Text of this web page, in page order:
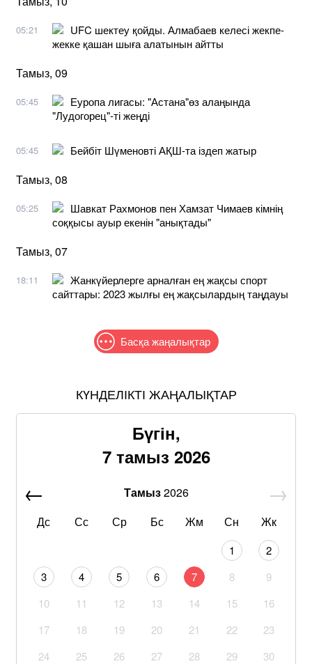
05:21
UFC шектеу қойды. Алмабаев келесі жекпе-
жекке қашан шыға алатынын айтты
Тамыз, 09
05:45
Еуропа лигасы: "Астана"өз алаңында
"Лудогорец"-ті жеңді
05:45 Бейбіт Шүменовті АҚШ-та іздеп жатыр
Тамыз, 08
05:25
Шавкат Рахмонов пен Хамзат Чимаев кімнің
соққысы ауыр екенін "анықтады"
Тамыз, 07
18:11
Жанкүйерлерге арналған ең жақсы спорт
сайттары: 2023 жылғы ең жақсылардың таңдауы
Басқа жаңалықтар
КҮНДЕЛІКТІ ЖАҢАЛЫҚТАР
Бүгін,
7 тамыз 2026
Тамыз2026
Дс
Сс Ср Бс Жм Сн Жк
1
2
3
4 5 6 7 8
9
10
11 12 13 14 15
16
17
18 19 20 21 22
23
24
25 26 27 28 29
30